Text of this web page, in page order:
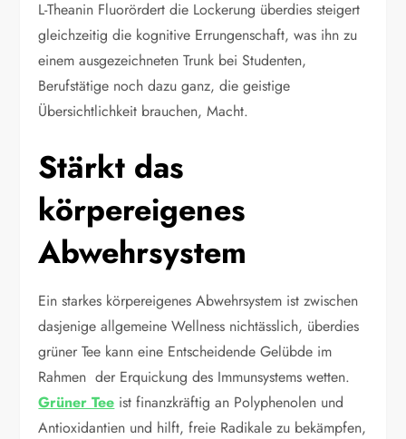
L-Theanin Fluorördert die Lockerung überdies steigert
gleichzeitig die kognitive Errungenschaft, was ihn zu
einem ausgezeichneten Trunk bei Studenten,
Berufstätige noch dazu ganz, die geistige
Übersichtlichkeit brauchen, Macht.
Stärkt das
körpereigenes
Abwehrsystem
Ein starkes körpereigenes Abwehrsystem ist zwischen
dasjenige allgemeine Wellness nichtässlich, überdies
grüner Tee kann eine Entscheidende Gelübde im
Rahmen der Erquickung des Immunsystems wetten.
Grüner Tee ist finanzkräftig an Polyphenolen und
Antioxidantien und hilft, freie Radikale zu bekämpfen,